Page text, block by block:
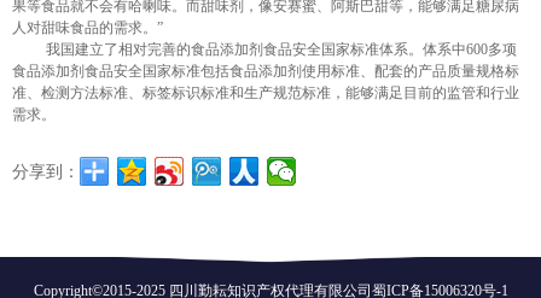
果等食品就不会有哈喇味。而甜味剂，像安赛蜜、阿斯巴甜等，能够满足糖尿病
人对甜味食品的需求。”
我国建立了相对完善的食品添加剂食品安全国家标准体系。体系中600多项
食品添加剂食品安全国家标准包括食品添加剂使用标准、配套的产品质量规格标
准、检测方法标准、标签标识标准和生产规范标准，能够满足目前的监管和行业
需求。
分享到：
Copyright©2015-2025 四川勤耘知识产权代理有限公司 蜀ICP备15006320号-1